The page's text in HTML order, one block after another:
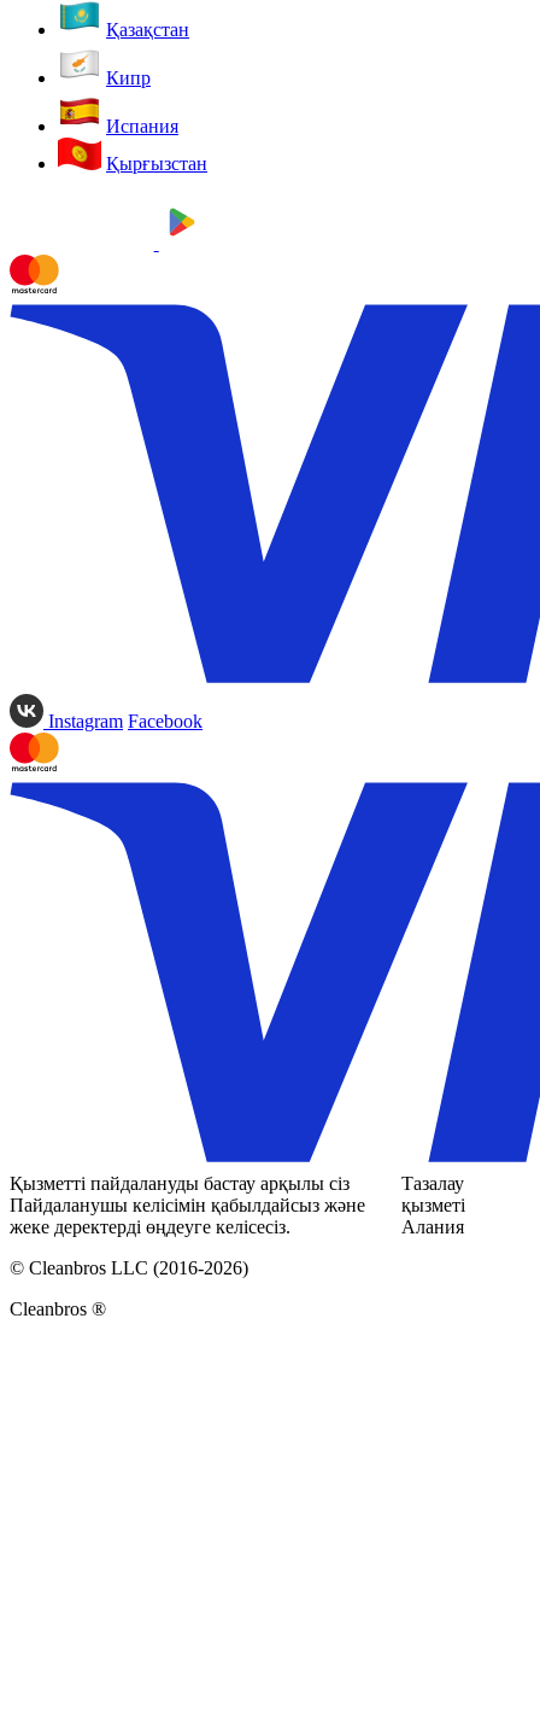
Қазақстан
Кипр
Испания
Қырғызстан
Instagram Facebook
Қызметті пайдалануды бастау арқылы сіз
Пайдаланушы келісімін қабылдайсыз және
жеке деректерді өңдеуге келісесіз.
© Cleanbros LLC (2016-2026)
Cleanbros ®
Тазалау
қызметі
Алания